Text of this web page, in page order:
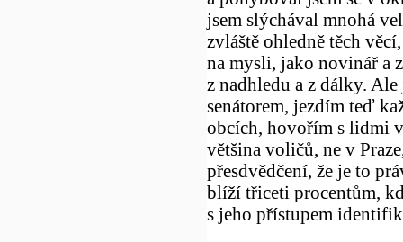
jsem slýchával mnohá
zvláště ohledně těch
na mysli, jako novinář a
z nadhledu a z dálky.
senátorem, jezdím teď
obcích, hovořím s lidmi v
většina voličů, ne v
přesdvědčení, že je to
blíží třiceti procentům,
s jeho přístupem